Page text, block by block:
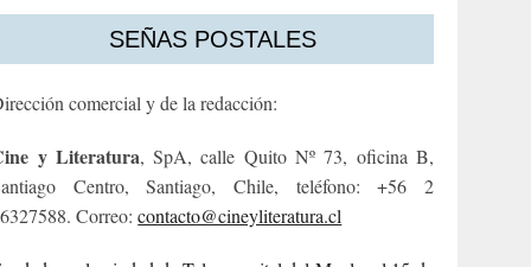
SEÑAS POSTALES
comercial y de la redacción:
y Literatura, SpA, calle Quito Nº 73, oficina B,
Centro, Santiago, Chile, teléfono: +56 2
Correo:contacto@cineyliteratura.cl